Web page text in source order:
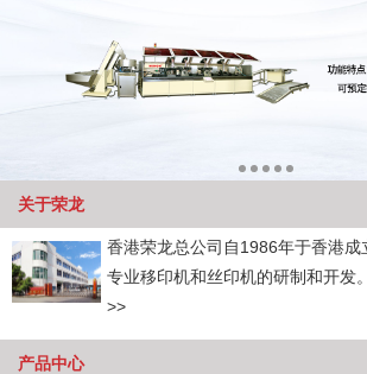
关于荣龙
香港荣龙总公司自1986年于香港
专业移印机和丝印机的研制和开发
>>
产品中心